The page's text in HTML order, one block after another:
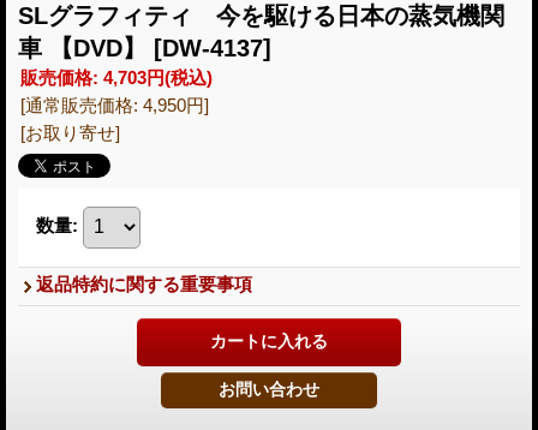
SLグラフィティ 今を駆ける日本の蒸気機関
車 【DVD】
[DW-4137]
販売価格: 4,703円(税込)
[通常販売価格: 4,950円]
[お取り寄せ]
数量:
返品特約に関する重要事項